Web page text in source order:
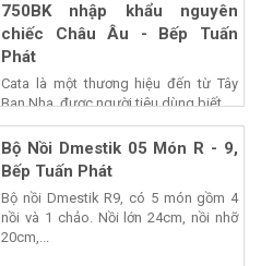
750BK nhập khẩu nguyên
chiếc Châu Âu - Bếp Tuấn
Phát
Cata là một thương hiệu đến từ Tây
Ban Nha, được người tiêu dùng biết...
Bộ Nồi Dmestik 05 Món R - 9,
Bếp Tuấn Phát
Bộ nồi Dmestik R9, có 5 món gồm 4
nồi và 1 chảo. Nồi lớn 24cm, nồi nhỡ
20cm,...